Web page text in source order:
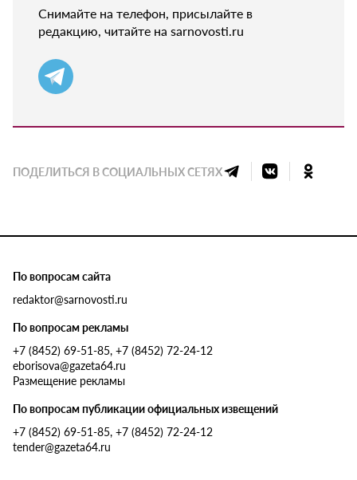
Снимайте на телефон, присылайте в
редакцию, читайте на sarnovosti.ru
ПОДЕЛИТЬСЯ В СОЦИАЛЬНЫХ СЕТЯХ
По вопросам сайта
redaktor@sarnovosti.ru
По вопросам рекламы
+7 (8452) 69-51-85, +7 (8452) 72-24-12
eborisova@gazeta64.ru
Размещение рекламы
По вопросам публикации официальных извещений
+7 (8452) 69-51-85, +7 (8452) 72-24-12
tender@gazeta64.ru